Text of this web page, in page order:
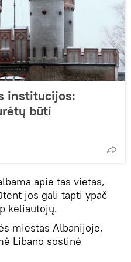
institucijos:
būti
apie tas vietas,
jos gali tapti ypač
keliautojų.
miestas Albanijoje,
Libano sostinė